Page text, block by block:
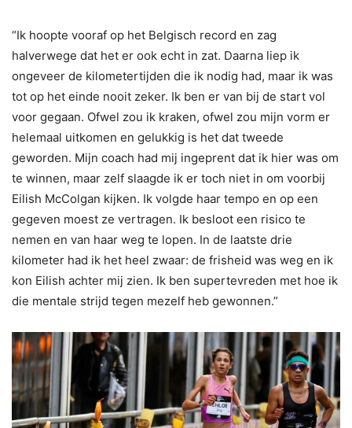
“Ik hoopte vooraf op het Belgisch record en zag
halverwege dat het er ook echt in zat. Daarna liep ik
ongeveer de kilometertijden die ik nodig had, maar ik was
tot op het einde nooit zeker. Ik ben er van bij de start vol
voor gegaan. Ofwel zou ik kraken, ofwel zou mijn vorm er
helemaal uitkomen en gelukkig is het dat tweede
geworden. Mijn coach had mij ingeprent dat ik hier was om
te winnen, maar zelf slaagde ik er toch niet in om voorbij
Eilish McColgan kijken. Ik volgde haar tempo en op een
gegeven moest ze vertragen. Ik besloot een risico te
nemen en van haar weg te lopen. In de laatste drie
kilometer had ik het heel zwaar: de frisheid was weg en ik
kon Eilish achter mij zien. Ik ben supertevreden met hoe ik
die mentale strijd tegen mezelf heb gewonnen.”